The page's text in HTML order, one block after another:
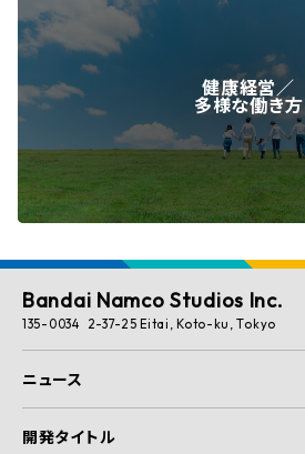
健康経営／
多様な働き方
Bandai Namco Studios Inc.
135-0034 2-37-25 Eitai, Koto-ku, Tokyo
ニュース
開発タイトル